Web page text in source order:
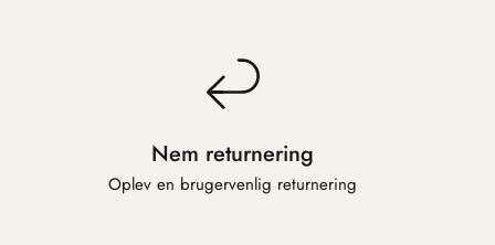
Nem returnering
Oplev en brugervenlig returnering